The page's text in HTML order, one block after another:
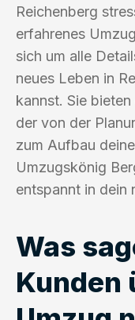
Reichenberg
erfahrenes
sich um alle
neues Leben in
kannst. Sie
der von der
zum Aufbau
Umzugskönig
entspannt in dein
Was
Kunden